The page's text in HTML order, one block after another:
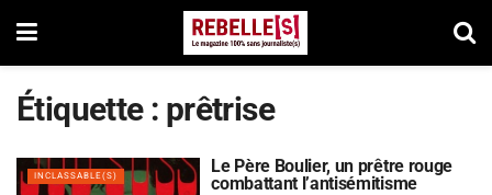
Étiquette : prêtrise
INCLASSABLE(S)
Le Père Boulier, un prêtre rouge
combattant l’antisémitisme